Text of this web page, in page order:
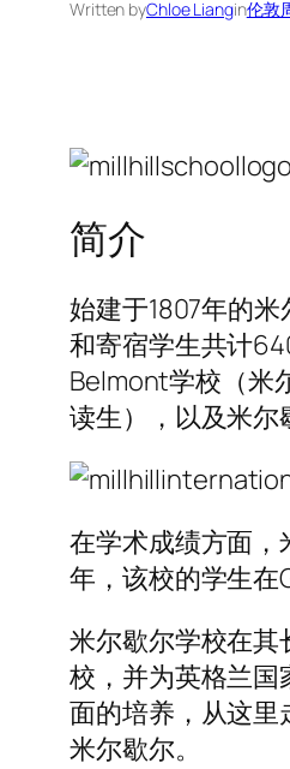
Written byChloe Liangin伦敦
简介
始建于1807年的
和寄宿学生共计
Belmont学校（米
读生），以及米尔
在学术成绩方面，
年，该校的学生在
米尔歇尔学校在
校，并为英格兰
面的培养，从这
米尔歇尔。